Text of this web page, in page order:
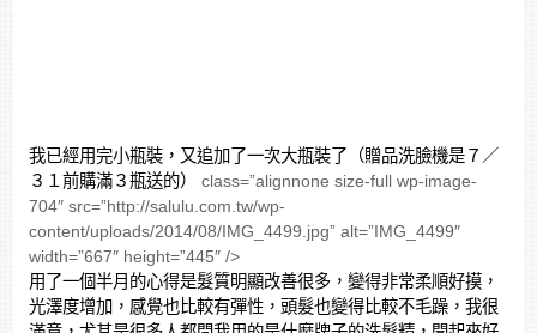
我已經用完小瓶裝，又追加了一次大瓶裝了（贈品洗臉機是７／
３１前購滿３瓶送的）
class=”alignnone size-full wp-image-
704″ src=”http://salulu.com.tw/wp-
content/uploads/2014/08/IMG_4499.jpg” alt=”IMG_4499″
width=”667″ height=”445″ />
用了一個半月的心得是髮質明顯改善很多，變得非常柔順好摸，
光澤度增加，感覺也比較有彈性，頭髮也變得比較不毛躁，我很